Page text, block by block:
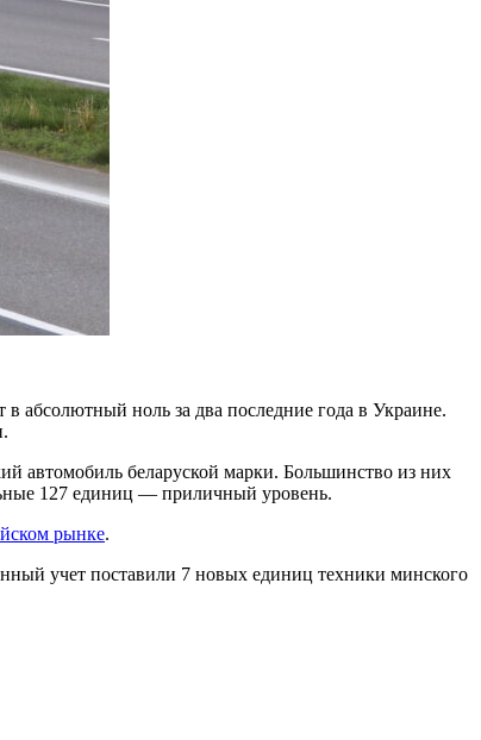
абсолютный ноль за два последние года в Украине.
автомобиль беларуской марки. Большинство из них
127 единиц — приличный уровень.
рынке.
учет поставили 7 новых единиц техники минского